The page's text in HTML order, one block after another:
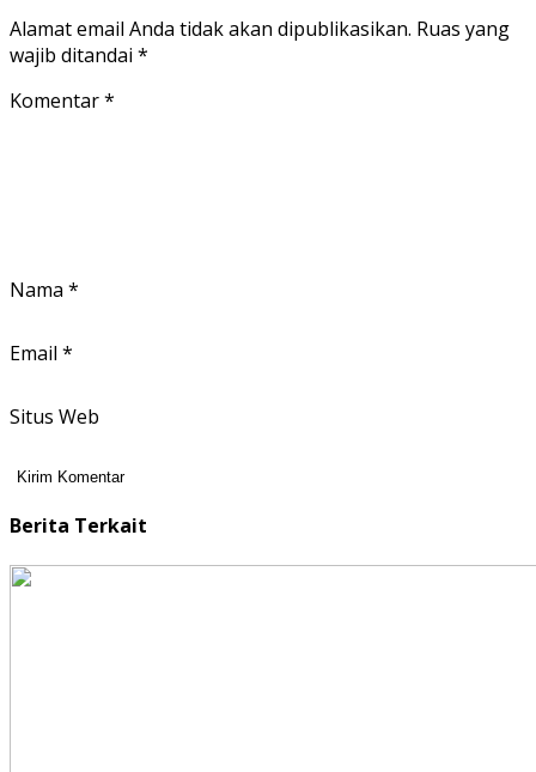
Alamat email Anda tidak akan dipublikasikan. Ruas yang
wajib ditandai *
Komentar*
Nama *
Email *
Situs Web
Berita Terkait